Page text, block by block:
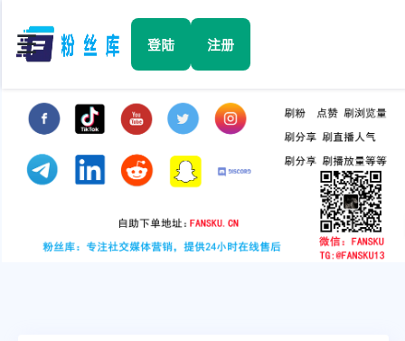
☰ 登陆 注册
Facebook
TikTok
YouTube